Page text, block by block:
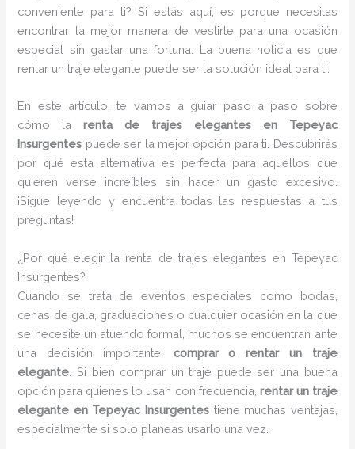
conveniente para ti? Si estás aquí, es porque necesitas
encontrar la mejor manera de vestirte para una ocasión
especial sin gastar una fortuna. La buena noticia es que
rentar un traje elegante puede ser la solución ideal para ti.
En este artículo, te vamos a guiar paso a paso sobre
cómo larenta de trajes elegantes en Tepeyac
Insurgentes puede ser la mejor opción para ti. Descubrirás
por qué esta alternativa es perfecta para aquellos que
quieren verse increíbles sin hacer un gasto excesivo.
¡Sigue leyendo y encuentra todas las respuestas a tus
preguntas!
¿Por qué elegir la renta de trajes elegantes en Tepeyac
Insurgentes?
Cuando se trata de eventos especiales como bodas,
cenas de gala, graduaciones o cualquier ocasión en la que
se necesite un atuendo formal, muchos se encuentran ante
una decisión importante: comprar o rentar un traje
elegante . Si bien comprar un traje puede ser una buena
opción para quienes lo usan con frecuencia, rentar un traje
elegante en Tepeyac Insurgentes tiene muchas ventajas,
especialmente si solo planeas usarlo una vez.